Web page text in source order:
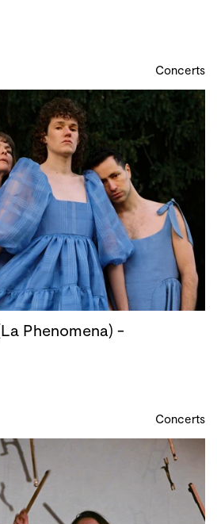
Concerts
Phenomena) -
Concerts